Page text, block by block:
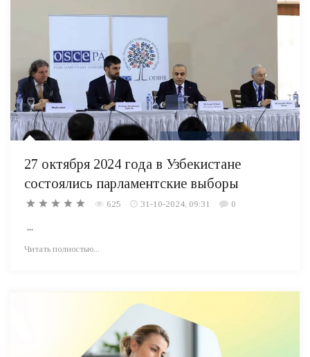
27 октября 2024 года в Узбекистане
состоялись парламентские выборы
625 31-10-2024, 09:31 0
...
Читать полностью...